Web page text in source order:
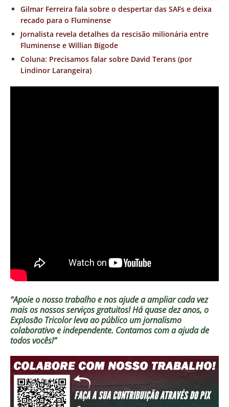
Gilmar Ferreira fala sobre o despertar das SAFs e deixa
recado para o Fluminense
Jornalista revela detalhes da rescisão milionária entre
Fluminense e Willian Bigode
Coluna: Precisamos falar sobre David Terans (por
Lindinor Larangeira)
“Apoie o nosso trabalho e nos ajude a ampliar cada vez
mais os nossos serviços gratuitos!Há quase dez anos, o
Explosão Tricolor leva ao público um jornalismo
colaborativo e independente. Contamos com a ajuda de
todos vocês!”